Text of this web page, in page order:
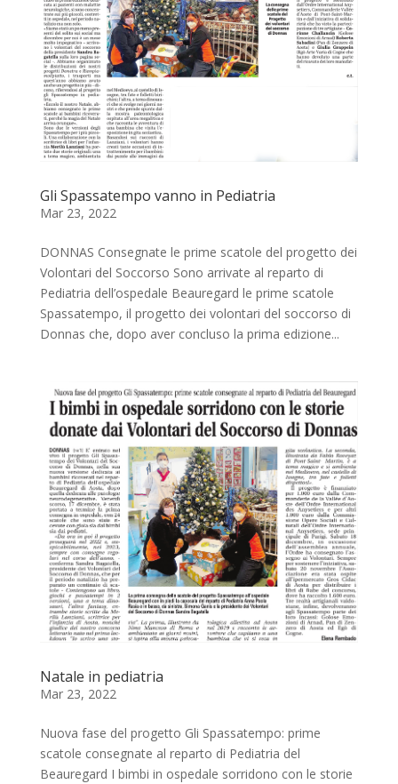
Gli Spassatempo vanno in Pediatria
Mar 23, 2022
DONNAS Consegnate le prime scatole del progetto dei
Volontari del Soccorso Sono arrivate al reparto di
Pediatria dell’ospedale Beauregard le prime scatole
Spassatempo, il progetto dei volontari del soccorso di
Donnas che, dopo aver concluso la prima edizione...
Natale in pediatria
Mar 23, 2022
Nuova fase del progetto Gli Spassatempo: prime
scatole consegnate al reparto di Pediatria del
Beauregard I bimbi in ospedale sorridono con le storie